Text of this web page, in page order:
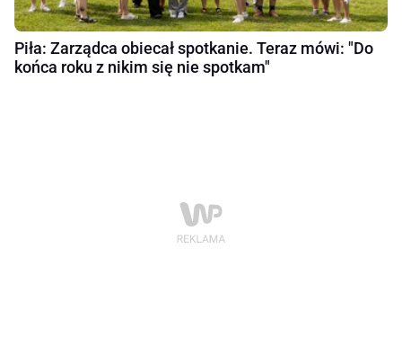
Piła: Zarządca obiecał spotkanie. Teraz mówi: "Do
końca roku z nikim się nie spotkam"